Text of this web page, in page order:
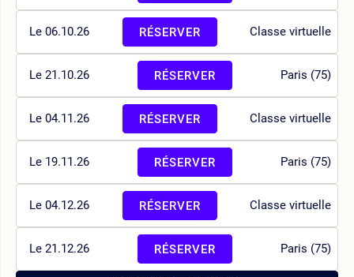
Le 06.10.26 Classe virtuelle
RÉSERVER
Le 21.10.26 Paris (75)
RÉSERVER
Le 04.11.26 Classe virtuelle
RÉSERVER
Le 19.11.26 Paris (75)
RÉSERVER
Le 04.12.26 Classe virtuelle
RÉSERVER
Le 21.12.26 Paris (75)
RÉSERVER